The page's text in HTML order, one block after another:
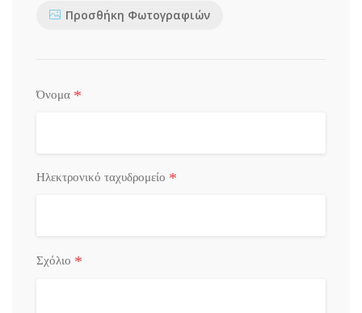
Προσθήκη Φωτογραφιών
Όνομα *
Ηλεκτρονικό ταχυδρομείο *
Σχόλιο *